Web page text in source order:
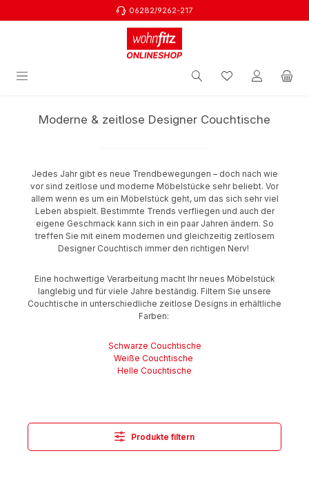
06282/9262-217
Moderne & zeitlose Designer Couchtische
Jedes Jahr gibt es neue Trendbewegungen – doch nach wie
vor sind zeitlose und moderne Möbelstücke sehr beliebt. Vor
allem wenn es um ein Möbelstück geht, um das sich sehr viel
Leben abspielt. Bestimmte Trends verfliegen und auch der
eigene Geschmack kann sich in ein paar Jahren ändern. So
treffen Sie mit einem modernen und gleichzeitig zeitlosem
Designer Couchtisch immer den richtigen Nerv!
Eine hochwertige Verarbeitung macht Ihr neues Möbelstück
langlebig und für viele Jahre beständig. Filtern Sie unsere
Couchtische in unterschiedliche zeitlose Designs in erhältliche
Farben:
Schwarze Couchtische
Weiße Couchtische
Helle Couchtische
Produkte filtern